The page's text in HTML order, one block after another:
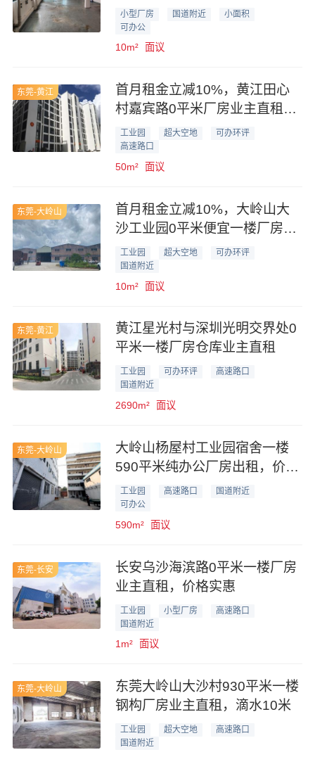
轻加工
小型厂房 国道附近
小面积
可办公
10m² 面议
东莞-黄江
首月租金立减10%，黄江田心
村嘉宾路0平米厂房业主直租，
形象好可办环评
工业园 超大空地
可办环评
高速路口
50m² 面议
东莞-大岭山
首月租金立减10%，大岭山大
沙工业园0平米便宜一楼厂房业
主直租
工业园 超大空地
可办环评
国道附近
10m² 面议
东莞-黄江
黄江星光村与深圳光明交界处0
平米一楼厂房仓库业主直租
工业园 可办环评
高速路口
国道附近
2690m² 面议
东莞-大岭山
大岭山杨屋村工业园宿舍一楼
590平米纯办公厂房出租，价格
优惠
工业园 高速路口
国道附近
可办公
590m² 面议
东莞-长安
长安乌沙海滨路0平米一楼厂房
业主直租，价格实惠
工业园 小型厂房
高速路口
国道附近
1m² 面议
东莞-大岭山
东莞大岭山大沙村930平米一楼
钢构厂房业主直租，滴水10米
工业园 超大空地
高速路口
国道附近